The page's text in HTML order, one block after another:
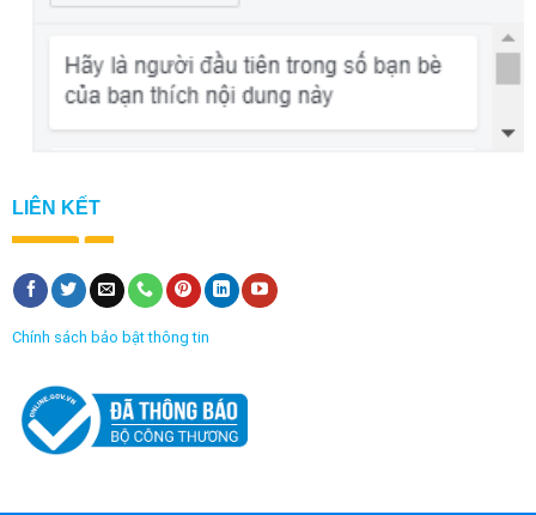
LIÊN KẾT
Chính sách bảo bật thông tin